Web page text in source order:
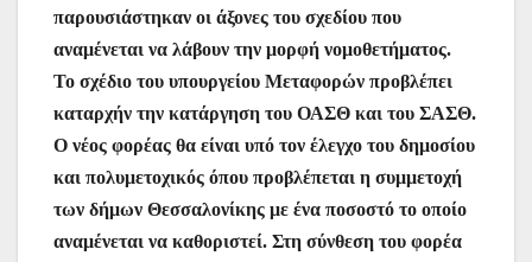
παρουσιάστηκαν οι άξονες του σχεδίου που
αναμένεται να λάβουν την μορφή νομοθετήματος.
Το σχέδιο του υπουργείου Μεταφορών προβλέπει
καταρχήν την κατάργηση του ΟΑΣΘ και του ΣΑΣΘ.
Ο νέος φορέας θα είναι υπό τον έλεγχο του δημοσίου
και πολυμετοχικός όπου προβλέπεται η συμμετοχή
των δήμων Θεσσαλονίκης με ένα ποσοστό το οποίο
αναμένεται να καθοριστεί. Στη σύνθεση του φορέα